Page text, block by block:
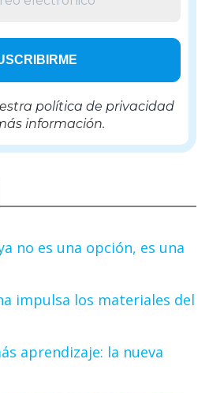
política de privacidad
información.
no es una opción, es una
impulsa los materiales del
aprendizaje: la nueva